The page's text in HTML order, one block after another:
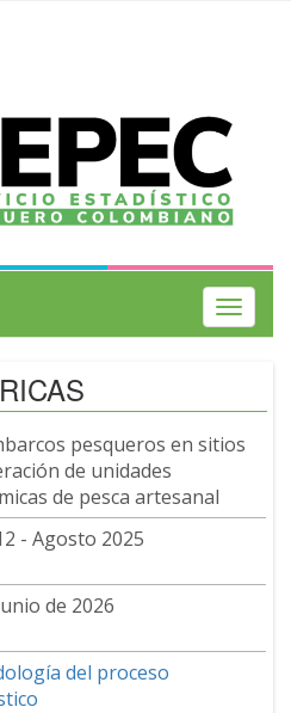
Toggle
pesqueros en sitios
de unidades
de pesca artesanal
- Agosto 2025
de 2026
del proceso